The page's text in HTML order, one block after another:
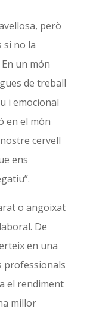
però
si no la
un món
de treball
i emocional
en el món
cervell
ens
o angoixat
De
en una
professionals
el rendiment
millor